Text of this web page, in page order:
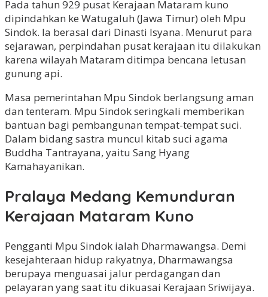
Pada tahun 929 pusat Kerajaan Mataram kuno
dipindahkan ke Watugaluh (Jawa Timur) oleh Mpu
Sindok. Ia berasal dari Dinasti Isyana. Menurut para
sejarawan, perpindahan pusat kerajaan itu dilakukan
karena wilayah Mataram ditimpa bencana letusan
gunung api.
Masa pemerintahan Mpu Sindok berlangsung aman
dan tenteram. Mpu Sindok seringkali memberikan
bantuan bagi pembangunan tempat-tempat suci.
Dalam bidang sastra muncul kitab suci agama
Buddha Tantrayana, yaitu Sang Hyang
Kamahayanikan.
Pralaya Medang Kemunduran
Kerajaan Mataram Kuno
Pengganti Mpu Sindok ialah Dharmawangsa. Demi
kesejahteraan hidup rakyatnya, Dharmawangsa
berupaya menguasai jalur perdagangan dan
pelayaran yang saat itu dikuasai Kerajaan Sriwijaya.